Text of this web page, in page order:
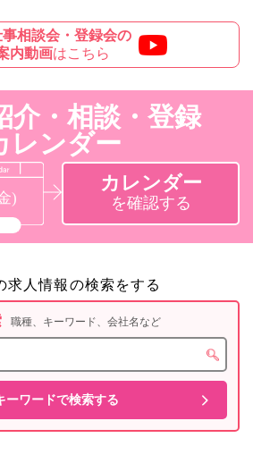
事相談会・登録会の
内動画はこちら
介・相談・登録
レンダー
)
カレンダー
を確認する
求人情報の検索をする
職種、キーワード、会社名など